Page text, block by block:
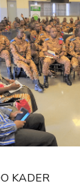
KADER